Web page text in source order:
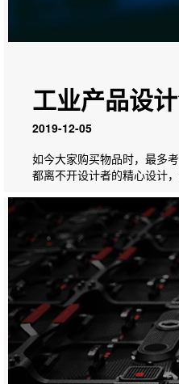
工业产品设
2019-12-05
如今大家购买物品时，最多
都离不开设计者的精心设计